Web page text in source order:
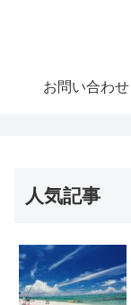
お問い合わせ
人気記事